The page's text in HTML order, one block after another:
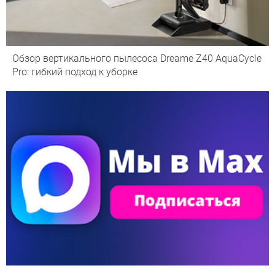
Обзор вертикального пылесоса Dreame Z40 AquaCycle
Pro: гибкий подход к уборке